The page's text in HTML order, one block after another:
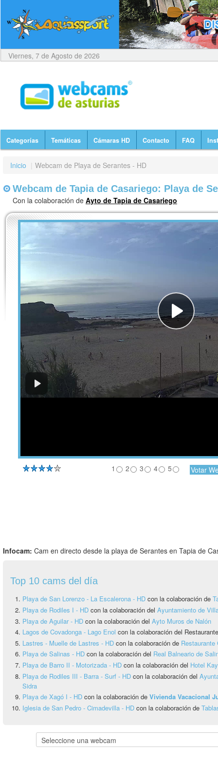
Viernes, 7 de Agosto de 2026
Categorías Temáticas Cámaras HD Contacto FAQ
Inicio | Webcam de Playa de Serantes - HD
Webcam de Tapia de Casariego: Playa de
Con la colaboración de Ayto de Tapia de Casariego
1 2 3 4 5
Infocam: Cam en directo desde la playa de Serantes en Tapia de
Top 10 cams del día
Playa de San Lorenzo - La Escalerona - HD con la colaboración de
Playa de Rodiles I - HD con la colaboración del Ayuntamiento de
Playa de Aguilar - HD con la colaboración del Ayto Muros de Nalón
Lagos de Covadonga - Lago Enol con la colaboración del
Lastres - Muelle de Lastres - HD con la colaboración de
Playa de Salinas - HD con la colaboración del Real Balneario de
Playa de Barro II - Motorizada - HD con la colaboración del Hotel
Playa de Rodiles III - Barra - Surf - HD con la colaboración del
Sidra
Playa de Xagó I - HD con la colaboración de Vivienda Vacacional
Iglesia de San Pedro - Cimadevilla - HD con la colaboración de